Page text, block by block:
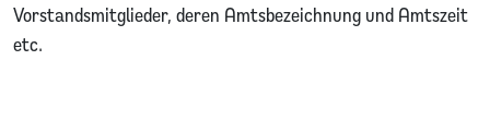
Vorstandsmitglieder, deren Amtsbezeichnung und Amtszeit
etc.